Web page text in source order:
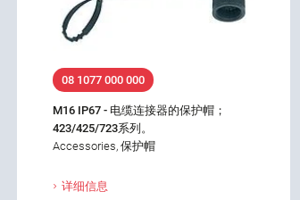
08 1077 000 000
M16 IP67 - 电缆连接器的保护帽；
423/425/723系列。
Accessories, 保护帽
详细信息